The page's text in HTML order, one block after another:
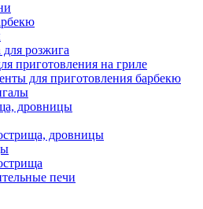
для розжига
приготовления на гриле
для приготовления барбекю
дровницы
дровницы
печи